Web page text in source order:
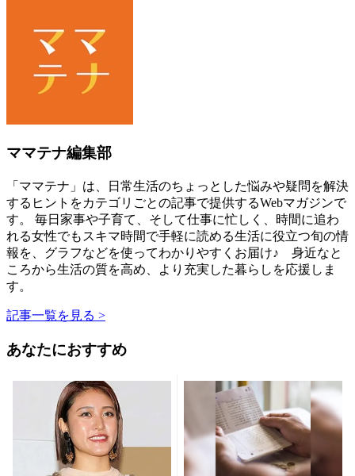
ママテナ編集部
「ママテナ」は、日常生活のちょっとした悩みや疑問を解決
するヒントをカテゴリごとの記事で提供するWebマガジンで
す。 毎日家事や子育て、そして仕事に忙しく、時間に追わ
れる女性でもスキマ時間で手軽に読める生活に役立つ旬の情
報を、グラフなどを使ってわかりやすくお届け♪ 身近なと
ころから生活の質を高め、より充実した暮らしを応援しま
す。
記事一覧を見る >
あなたにおすすめ